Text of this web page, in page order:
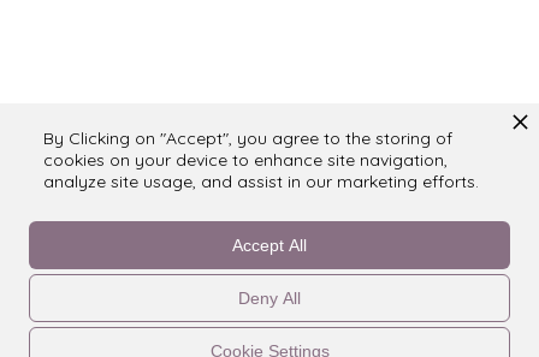
By Clicking on "Accept", you agree to the storing of
cookies on your device to enhance site navigation,
analyze site usage, and assist in our marketing efforts.
Cookie Settings
Deny All
Accept All